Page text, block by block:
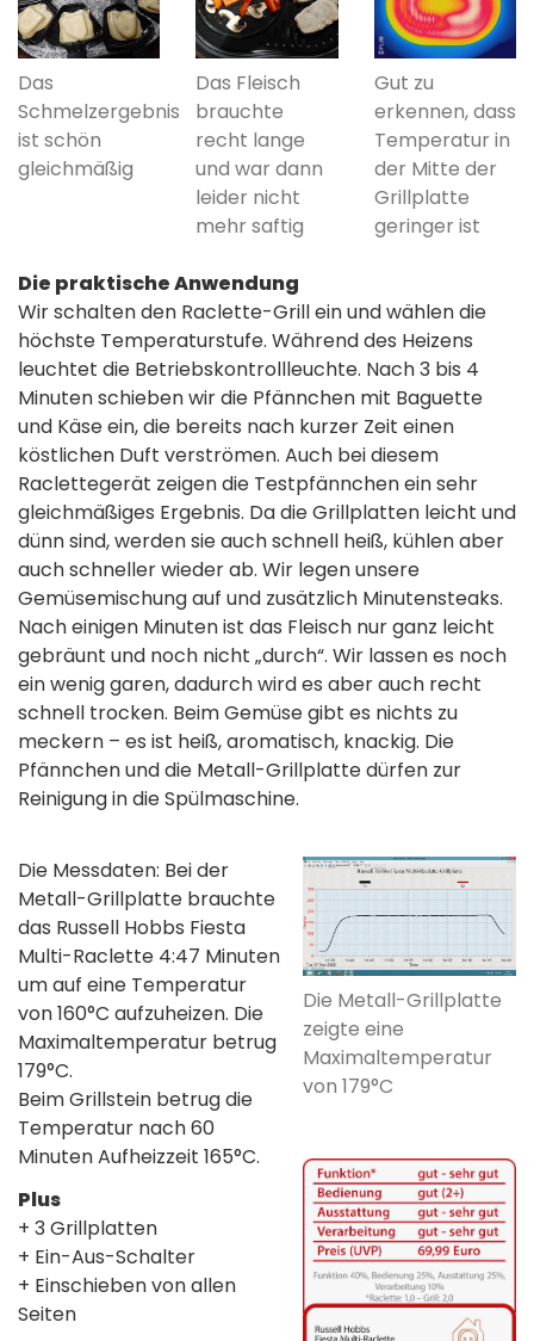
Das
Schmelzergebnis
ist schön
gleichmäßig
Das Fleisch
brauchte
recht lange
und war dann
leider nicht
mehr saftig
Gut zu
erkennen, dass
Temperatur in
der Mitte der
Grillplatte
geringer ist
Die praktische Anwendung
Wir schalten den Raclette-Grill ein und wählen die
höchste Temperaturstufe. Während des Heizens
leuchtet die Betriebskontrollleuchte. Nach 3 bis 4
Minuten schieben wir die Pfännchen mit Baguette
und Käse ein, die bereits nach kurzer Zeit einen
köstlichen Duft verströmen. Auch bei diesem
Raclettegerät zeigen die Testpfännchen ein sehr
gleichmäßiges Ergebnis. Da die Grillplatten leicht und
dünn sind, werden sie auch schnell heiß, kühlen aber
auch schneller wieder ab. Wir legen unsere
Gemüsemischung auf und zusätzlich Minutensteaks.
Nach einigen Minuten ist das Fleisch nur ganz leicht
gebräunt und noch nicht „durch“. Wir lassen es noch
ein wenig garen, dadurch wird es aber auch recht
schnell trocken. Beim Gemüse gibt es nichts zu
meckern – es ist heiß, aromatisch, knackig. Die
Pfännchen und die Metall-Grillplatte dürfen zur
Reinigung in die Spülmaschine.
Die Metall-Grillplatte
zeigte eine
Maximaltemperatur
von 179°C
Die Messdaten: Bei der
Metall-Grillplatte brauchte
das Russell Hobbs Fiesta
Multi-Raclette 4:47 Minuten
um auf eine Temperatur
von 160°C aufzuheizen. Die
Maximaltemperatur betrug
179°C.
Beim Grillstein betrug die
Temperatur nach 60
Minuten Aufheizzeit 165°C.
Plus
+ 3 Grillplatten
+ Ein-Aus-Schalter
+ Einschieben von allen
Seiten